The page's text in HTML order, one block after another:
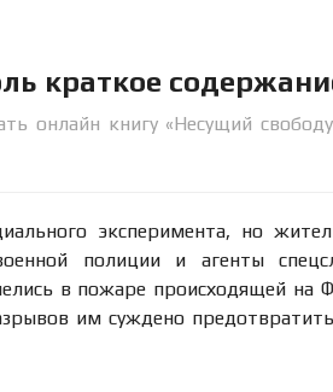
краткое
онлайн книгу «Несущий
эксперимента, но
полиции и агенты
в пожаре происходящей
им суждено